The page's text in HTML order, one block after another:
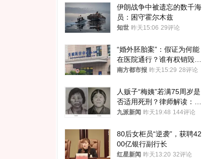
伊朗战争中被遗忘的数千海
员：困守霍尔木兹
知世 昨天15:06 29评论
“婚外胚胎案”：假证为何能
在医院通行？谁有权销毁胚
胎？
南方都市报 昨天15:29 28评论
人贩子“梅姨”若满75周岁是
否适用死刑？律师解读：很
大概率不会被判处死刑
九派新闻 昨天19:48 144评论
80后女柜员“逆袭”，获聘42
00亿银行副行长
红星新闻 昨天13:20 32评论